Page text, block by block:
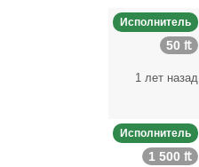
Исполнитель
50 ₶
1 лет назад
Исполнитель
1 500 ₶